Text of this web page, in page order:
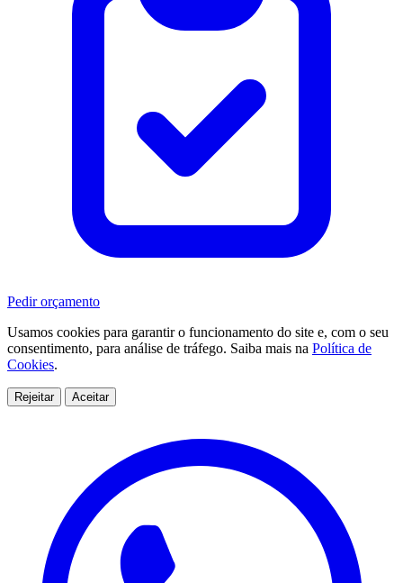
Pedir orçamento
Usamos cookies para garantir o funcionamento do site e, com o seu
consentimento, para análise de tráfego. Saiba mais na Política de
Cookies.
Rejeitar Aceitar